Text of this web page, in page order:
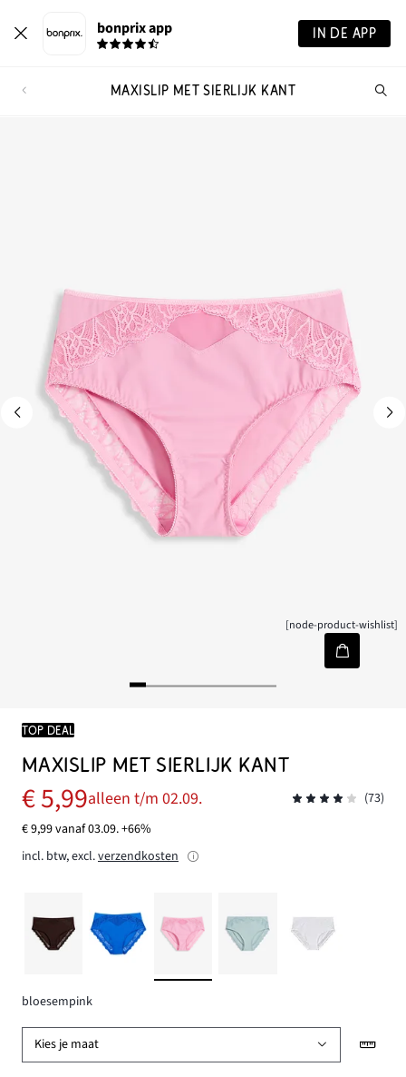
bonprix app IN DE APP
MAXISLIP MET SIERLIJK KANT
[node-product-wishlist]
TOP DEAL
MAXISLIP MET SIERLIJK KANT
€ 5,99alleen t/m 02.09.
(73)
€ 9,99 vanaf 03.09. +66%
incl. btw, excl.verzendkosten
bloesempink
Kies je maat